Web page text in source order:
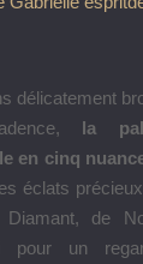
délicatement
la
en cinq
éclats
de
pour un